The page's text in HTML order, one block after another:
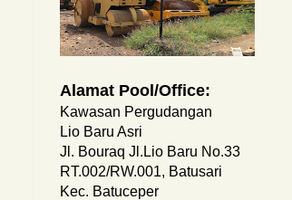
Alamat Pool/Office:
Kawasan Pergudangan
Lio Baru Asri
Jl. Bouraq Jl.Lio Baru No.33
RT.002/RW.001, Batusari
Kec. Batuceper